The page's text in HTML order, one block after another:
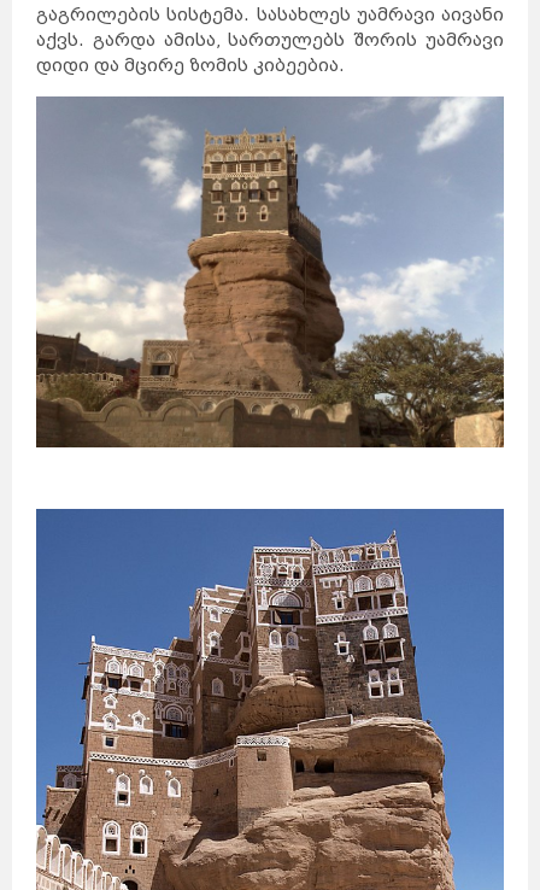
გაგრილების სისტემა. სასახლეს უამრავი აივანი
აქვს. გარდა ამისა, სართულებს შორის უამრავი
დიდი და მცირე ზომის კიბეებია.